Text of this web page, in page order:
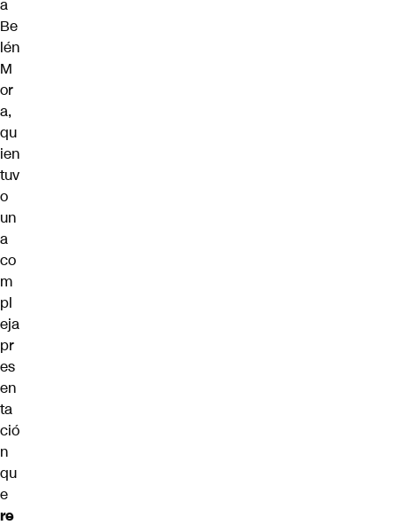
a
Be
lén
M
or
a,
qu
ien
tuv
o
un
a
co
m
pl
eja
pr
es
en
ta
ció
n
qu
e
re